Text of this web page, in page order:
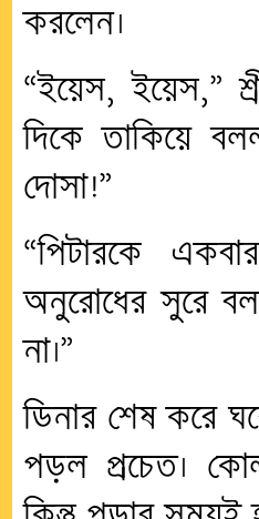
করলেন।
“ইয়েস, ইয়েস,”
দিকে তাকিয়ে
দোসা!”
“পিটারকে
অনুরোধের সুরে
না।”
ডিনার শেষ করে
পড়ল প্রচেত।